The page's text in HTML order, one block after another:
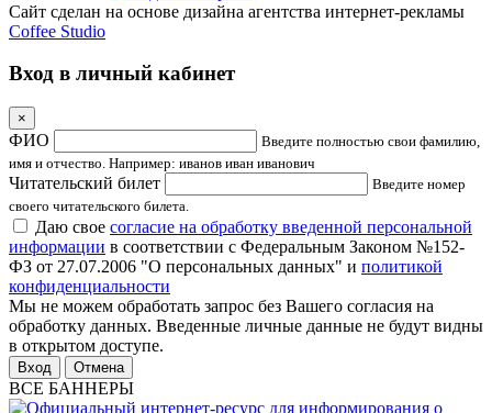
Сайт сделан на основе дизайна агентства интернет-рекламы
Coffee Studio
Вход в личный кабинет
×
ФИО
Введите полностью свои фамилию,
имя и отчество. Например: иванов иван иванович
Читательский билет
Введите номер
своего читательского билета.
Даю свое согласие на обработку введенной персональной
информации в соответствии с Федеральным Законом №152-
ФЗ от 27.07.2006 "О персональных данных" и политикой
конфиденциальности
Мы не можем обработать запрос без Вашего согласия на
обработку данных. Введенные личные данные не будут видны
в открытом доступе.
Отмена
ВСЕ БАННЕРЫ